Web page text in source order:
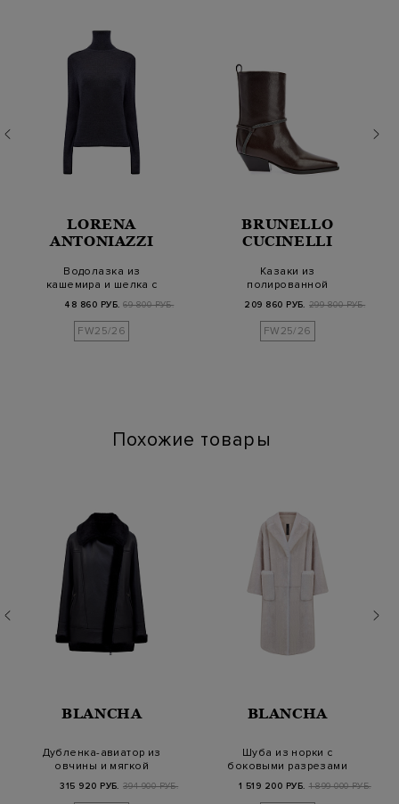
LORENA
ANTONIAZZI
Водолазка из
кашемира и шелка с
символикой и
окантовко…
48 860 РУБ. 69 800 РУБ.
FW25/26
BRUNELLO
CUCINELLI
Казаки из
полированной
телячьей кожи с
ремешками Монил…
209 860 РУБ. 299 800 РУБ.
FW25/26
Похожие товары
BLANCHA
Дубленка-авиатор из
овчины и мягкой
315 920 РУБ. 394 900 РУБ.
BLANCHA
Шуба из норки с
боковыми разрезами
лацканам…
1 519 200 РУБ. 1 899 000 РУБ.